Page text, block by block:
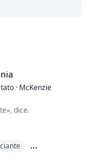
· McKenzie
dice.